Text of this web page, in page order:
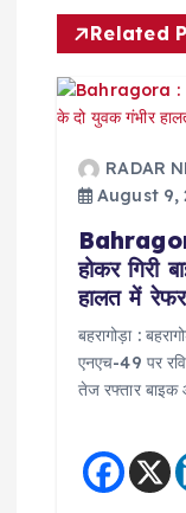
v
Related
RADAR
August 9,
होकर गिरी
हालत में रेफर
बहरागोड़ा :
एनएच-49 पर
तेज रफ्तार